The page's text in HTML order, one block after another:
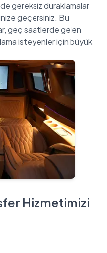
gereksiz duraklamalar
geçersiniz. Bu
geç saatlerde gelen
isteyenler için büyük
Hizmetimizi